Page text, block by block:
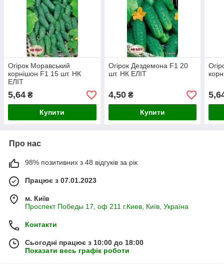
Огірок Моравський
корнішон F1 15 шт. НК
ЕЛІТ
5,64 ₴
Купити
Огірок Дездемона F1 20
шт. НК ЕЛІТ
4,50₴
Купити
Про нас
98% позитивних з 48 відгуків за рік
Працює з 07.01.2023
м. Київ
Проспект Победы 17, оф 211 г.Киев, Київ, Україна
Контакти
Сьогодні працює з 10:00 до 18:00
Показати весь графік роботи